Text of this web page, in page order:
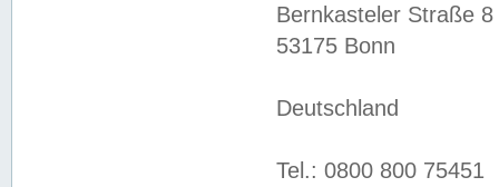
Bernkasteler Straße 8
53175 Bonn
Deutschland
Tel.: 0800 800 75451